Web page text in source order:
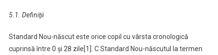
5.1. Definiţii
Standard Nou-născut este orice copil cu vârsta cronologică
cuprinsă între 0 şi 28 zile[1]. C Standard Nou-născutul la termen